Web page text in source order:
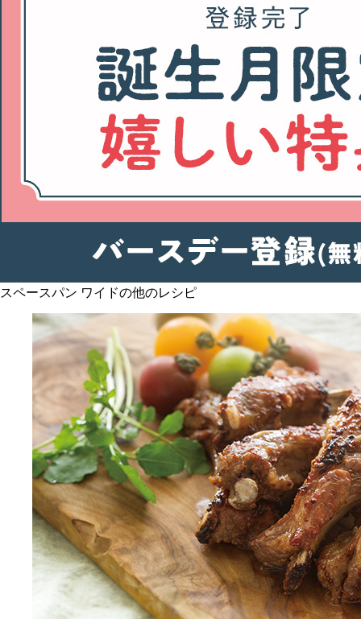
スペースパン ワイドの他のレシピ